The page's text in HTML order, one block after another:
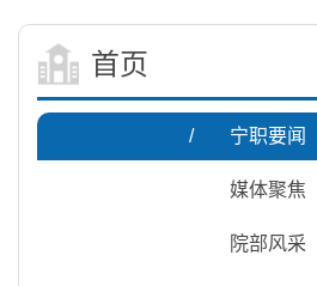
首页
/ 宁职要闻
媒体聚焦
院部风采